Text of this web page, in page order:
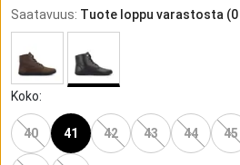
Saatavuus: Tuote loppu varastosta (0
Koko:
40 41 42 43 44 45